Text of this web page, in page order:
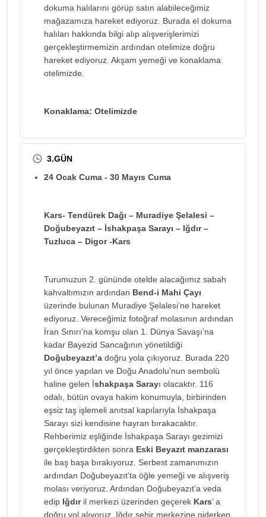
dokuma halılarını görüp satın alabileceğimiz
mağazamıza hareket ediyoruz. Burada el dokuma
halıları hakkında bilgi alıp alışverişlerimizi
gerçekleştirmemizin ardından otelimize doğru
hareket ediyoruz. Akşam yemeği ve konaklama
otelimizde.
Konaklama: Otelimizde
3.GÜN
24 Ocak Cuma - 30 Mayıs Cuma
Kars- Tendürek Dağı – Muradiye Şelalesi –
Doğubeyazıt – İshakpaşa Sarayı – Iğdır –
Tuzluca – Digor -Kars
Turumuzun 2. gününde otelde alacağımız sabah
kahvaltımızın ardından Bend-i Mahi Çayı
üzerinde bulunan Muradiye Şelalesi’ne hareket
ediyoruz. Vereceğimiz fotoğraf molasının ardından
İran Sınırı'na komşu olan 1. Dünya Savaşı’na
kadar Bayezid Sancağının yönetildiği
Doğubeyazıt’a doğru yola çıkıyoruz. Burada 220
yıl önce yapılan ve Doğu Anadolu’nun sembolü
haline gelen İshakpaşa Sarayı olacaktır. 116
odalı, bütün ovaya hakim konumuyla, birbirinden
eşsiz taş işlemeli anıtsal kapılarıyla İshakpaşa
Sarayı sizi kendisine hayran bırakacaktır.
Rehberimiz eşliğinde İshakpaşa Sarayı gezimizi
gerçekleştirdikten sonra Eski Beyazıt manzarası
ile baş başa bırakıyoruz. Serbest zamanımızın
ardından Doğubeyazıt’ta öğle yemeği ve alışveriş
molası veriyoruz. Ardından Doğubeyazıt’a veda
edip Iğdır il merkezi üzerinden geçerek Kars’ a
doğru yol alıyoruz. Iğdır şehir merkezine giderken